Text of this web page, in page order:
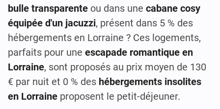
bulle transparente ou dans une cabane cosy
équipée d'un jacuzzi, présent dans 5 % des
hébergements en Lorraine ? Ces logements,
parfaits pour une escapade romantique en
Lorraine, sont proposés au prix moyen de 130
€ par nuit et 0 % des hébergements insolites
en Lorraine proposent le petit-déjeuner.